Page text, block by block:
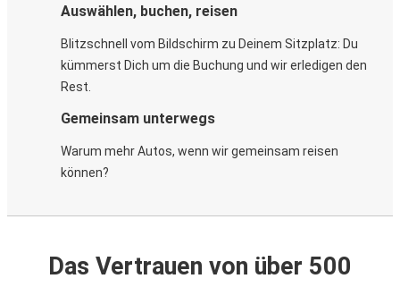
Auswählen, buchen, reisen
Blitzschnell vom Bildschirm zu Deinem Sitzplatz: Du
kümmerst Dich um die Buchung und wir erledigen den
Rest.
Gemeinsam unterwegs
Warum mehr Autos, wenn wir gemeinsam reisen
können?
Das Vertrauen von über 500